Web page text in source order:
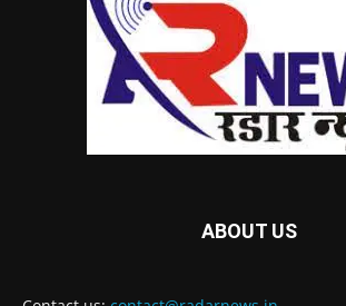
ABOUT US